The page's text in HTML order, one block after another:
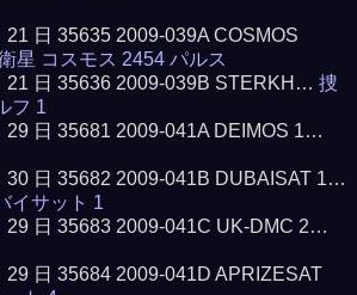
21 日 35635 2009-039A COSMOS
星 コスモス 2454 パルス
21 日 35636 2009-039B STERKH…捜
フ 1
29 日 35681 2009-041A DEIMOS 1…
30 日 35682 2009-041B DUBAISAT 1…
イサット 1
29 日 35683 2009-041C UK-DMC 2…
29 日 35684 2009-041D APRIZESAT